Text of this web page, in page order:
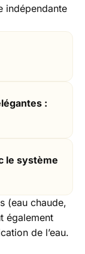
indépendante
:
le système
(eau chaude,
également
de l’eau.